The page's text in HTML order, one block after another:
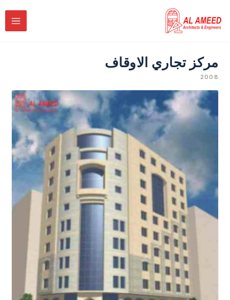
إلى
المحتوى
مركز تجاري الاوقاف
2008